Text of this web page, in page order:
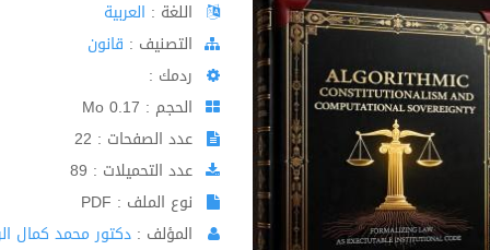
اللغة : العربية
اﻟﺘﺼﻨﻴﻒ : قانون
ردمك :
الحجم : 0.17 Mo
عدد الصفحات : 22
عدد التحميلات : 89
نوع الملف : PDF
المؤلف : دكتور محمد كمال